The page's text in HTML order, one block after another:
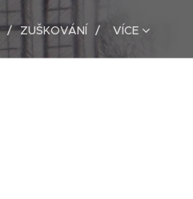
ZUŠKOVÁNÍ VÍCE